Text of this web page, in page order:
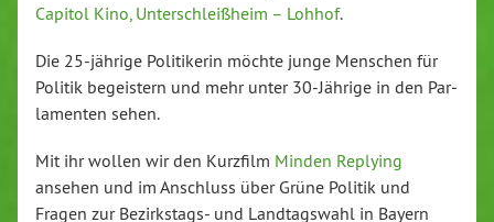
Capitol Kino, Un­ter­schleiß­heim – Lohhof.
Die 25-jäh­ri­ge Po­li­ti­ke­rin möchte junge Menschen für
Politik be­geis­tern und mehr unter 30-Jäh­ri­ge in den Par­
la­men­ten sehen.
Mit ihr wollen wir den Kurzfilm Minden Replying
ansehen und im Anschluss über Grüne Politik und
Fragen zur Be­zirks­tags- und Land­tags­wahl in Bayern